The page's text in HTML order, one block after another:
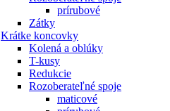
prírubové
Zátky
Krátke koncovky
Kolená a oblúky
T-kusy
Redukcie
Rozoberateľné spoje
maticové